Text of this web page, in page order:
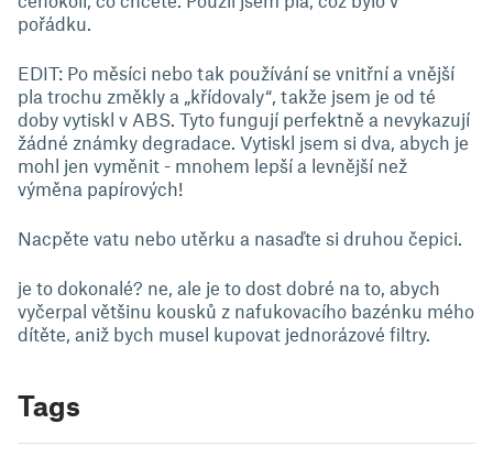
pořádku.
EDIT: Po měsíci nebo tak používání se vnitřní a vnější
pla trochu změkly a „křídovaly“, takže jsem je od té
doby vytiskl v ABS. Tyto fungují perfektně a nevykazují
žádné známky degradace. Vytiskl jsem si dva, abych je
mohl jen vyměnit - mnohem lepší a levnější než
výměna papírových!
Nacpěte vatu nebo utěrku a nasaďte si druhou čepici.
je to dokonalé? ne, ale je to dost dobré na to, abych
vyčerpal většinu kousků z nafukovacího bazénku mého
dítěte, aniž bych musel kupovat jednorázové filtry.
Tags